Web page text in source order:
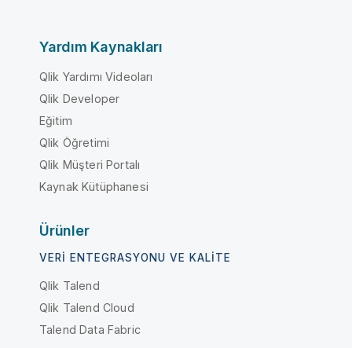
Yardım Kaynakları
Qlik Yardımı Videoları
Qlik Developer
Eğitim
Qlik Öğretimi
Qlik Müşteri Portalı
Kaynak Kütüphanesi
Ürünler
VERI ENTEGRASYONU VE KALITE
Qlik Talend
Qlik Talend Cloud
Talend Data Fabric